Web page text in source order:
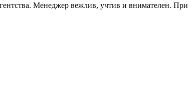
Менеджер вежлив, учтив и внимателен. При